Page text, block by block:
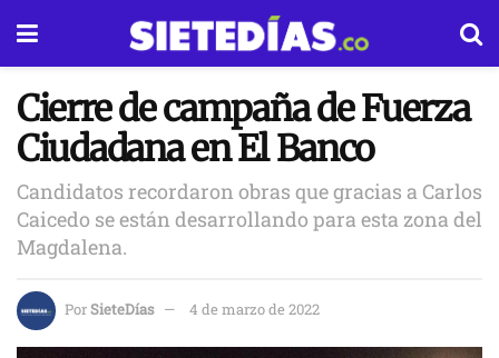
Cierre de campaña de Fuerza
Ciudadana en El Banco
Candidatos recordaron obras que gracias a Carlos
Caicedo se están desarrollando para esta zona del
Magdalena.
PorSieteDías 4 de marzo de 2022